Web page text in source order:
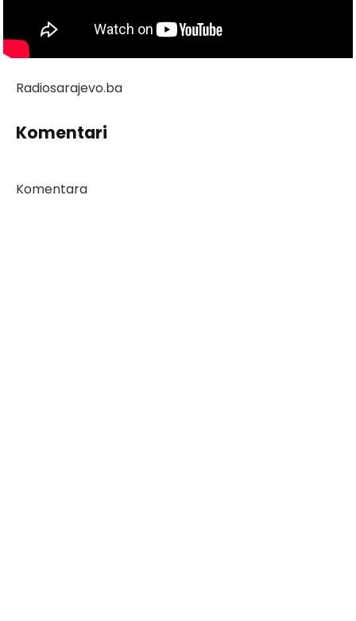
Radiosarajevo.ba
Komentari
Komentara